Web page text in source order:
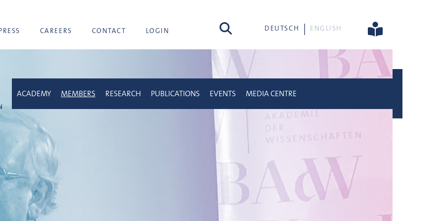
CAREERS CONTACT LOGIN search DEUTSCH ENGLISH
ACADEMY MEMBERS RESEARCH PUBLICATIONS EVENTS MEDIA CENTRE